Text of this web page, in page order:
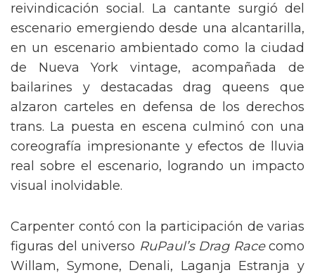
reivindicación social. La cantante surgió del
escenario emergiendo desde una alcantarilla,
en un escenario ambientado como la ciudad
de Nueva York vintage, acompañada de
bailarines y destacadas drag queens que
alzaron carteles en defensa de los derechos
trans. La puesta en escena culminó con una
coreografía impresionante y efectos de lluvia
real sobre el escenario, logrando un impacto
visual inolvidable.
Carpenter contó con la participación de varias
figuras del universo RuPaul’s Drag Racecomo
Willam, Symone, Denali, Laganja Estranja y